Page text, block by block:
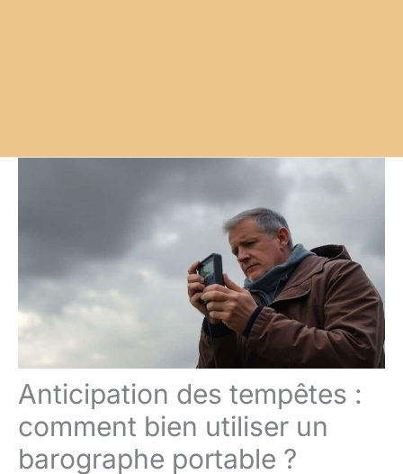
Anticipation des tempêtes :
comment bien utiliser un
barographe portable ?